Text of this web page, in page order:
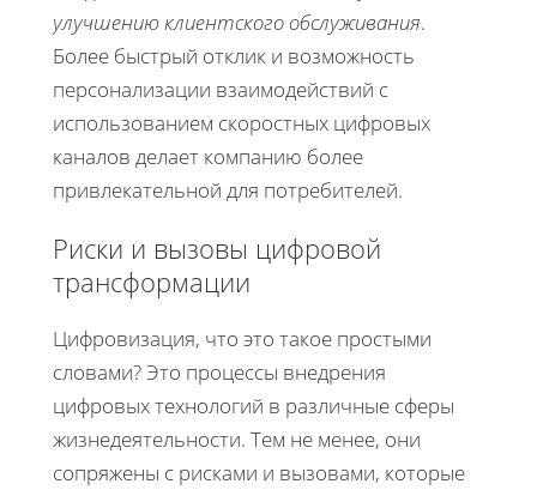
улучшению клиентского обслуживания.
Более быстрый отклик и возможность
персонализации взаимодействий с
использованием скоростных цифровых
каналов делает компанию более
привлекательной для потребителей.
Риски и вызовы цифровой
трансформации
Цифровизация, что это такое простыми
словами? Это процессы внедрения
цифровых технологий в различные сферы
жизнедеятельности. Тем не менее, они
сопряжены с рисками и вызовами, которые